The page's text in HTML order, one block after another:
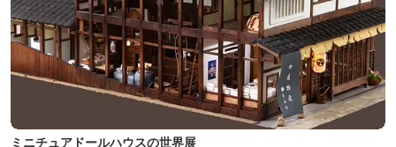
ミニチュアドールハウスの世界展